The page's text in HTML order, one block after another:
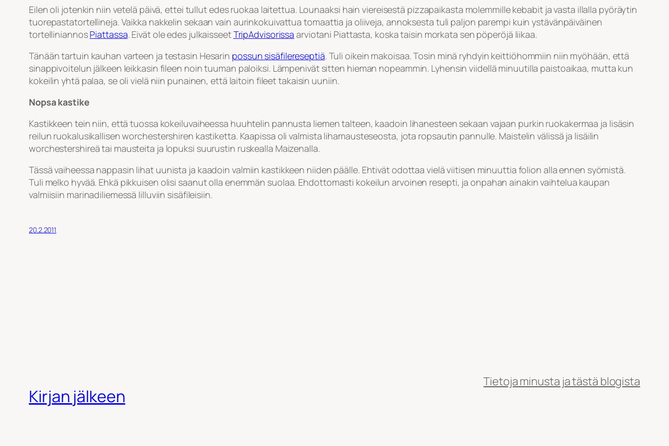
Eilen oli jotenkin niin vetelä päivä, ettei tullut edes ruokaa laitettua. Lounaaksi hain viereisestä pizzapaikasta molemmille kebabit ja vasta illalla pyöräytin
tuorepastatortellineja. Vaikka nakkelin sekaan vain aurinkokuivattua tomaattia ja oliiveja, annoksesta tuli paljon parempi kuin ystävänpäiväinen
tortelliniannosPiattassa. Eivät ole edes julkaisseetTripAdvisorissa arviotani Piattasta, koska taisin morkata sen pöperöjä liikaa.
Tänään tartuin kauhan varteen ja testasin Hesarin possun sisäfilereseptiä. Tuli oikein makoisaa. Tosin minä ryhdyin keittiöhommiin niin myöhään, että
sinappivoitelun jälkeen leikkasin fileen noin tuuman paloiksi. Lämpenivät sitten hieman nopeammin. Lyhensin viidellä minuutilla paistoaikaa, mutta kun
kokeilin yhtä palaa, se oli vielä niin punainen, että laitoin fileet takaisin uuniin.
Nopsa kastike
Kastikkeen tein niin, että tuossa kokeiluvaiheessa huuhtelin pannusta liemen talteen, kaadoin lihanesteen sekaan vajaan purkin ruokakermaa ja lisäsin
reilun ruokalusikallisen worchestershiren kastiketta. Kaapissa oli valmista lihamausteseosta, jota ropsautin pannulle. Maistelin välissä ja lisäilin
worchestershireä tai mausteita ja lopuksi suurustin ruskealla Maizenalla.
Tässä vaiheessa nappasin lihat uunista ja kaadoin valmiin kastikkeen niiden päälle. Ehtivät odottaa vielä viitisen minuuttia folion alla ennen syömistä.
Tuli melko hyvää. Ehkä pikkuisen olisi saanut olla enemmän suolaa. Ehdottomasti kokeilun arvoinen resepti, ja onpahan ainakin vaihtelua kaupan
valmiisiin marinadiliemessä lilluviin sisäfileisiin.
20.2.2011
Kirjan jälkeen
Tietoja minusta ja tästä blogista